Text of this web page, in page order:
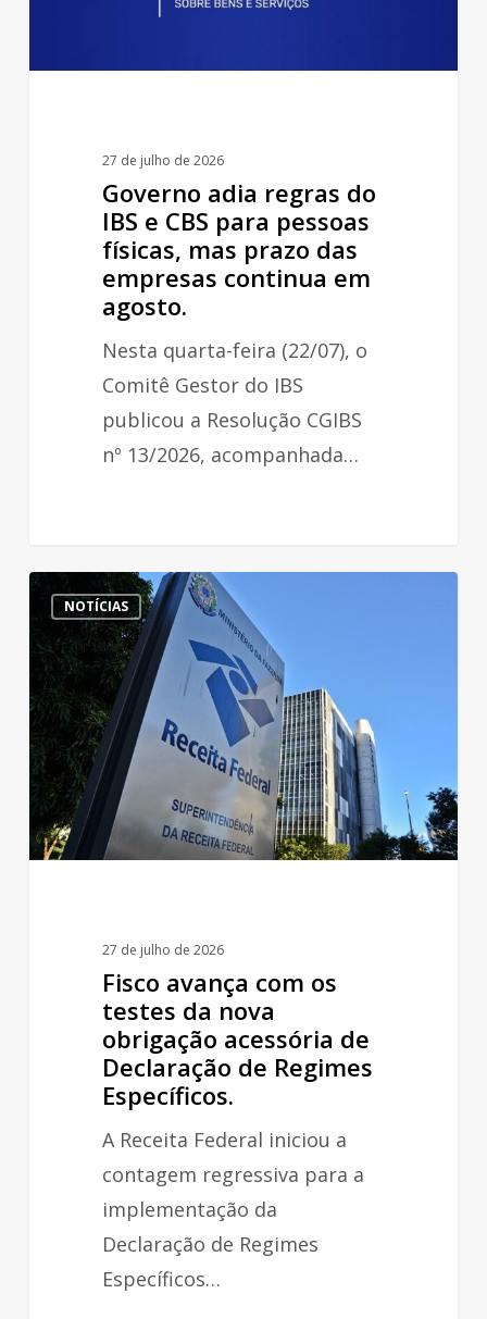
pessoas
empresas
continua
27 de julho de 2026
Governo adia regras do
IBS e CBS para pessoas
físicas, mas prazo das
empresas continua em
agosto.
Nesta quarta-feira (22/07), o
Comitê Gestor do IBS
publicou a Resolução CGIBS
nº 13/2026, acompanhada…
Fisco
avança
com
os
testes
da
nova
obrigação
acessória
Regimes
Específicos.
NOTÍCIAS
27 de julho de 2026
Fisco avança com os
testes da nova
obrigação acessória de
Declaração de Regimes
Específicos.
A Receita Federal iniciou a
contagem regressiva para a
implementação da
Declaração de Regimes
Específicos…